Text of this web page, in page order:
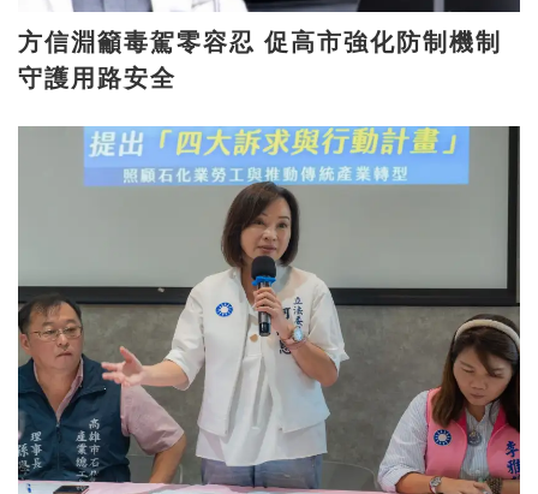
方信淵籲毒駕零容忍 促高市強化防制機制
守護用路安全